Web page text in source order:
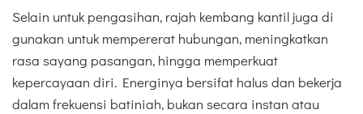
Selain untuk pengasihan, rajah kembang kantil juga di
gunakan untuk mempererat hubungan, meningkatkan
rasa sayang pasangan, hingga memperkuat
kepercayaan diri. Energinya bersifat halus dan bekerja
dalam frekuensi batiniah, bukan secara instan atau